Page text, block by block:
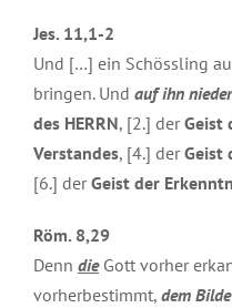
Jes. 11,1-2
Und […] ein Schössling
bringen. Und auf ihn
des HERRN, [2.] der Geist
Verstandes, [4.] der Geist
[6.] der Geist der
Röm. 8,29
Denn dieGott vorher
vorherbestimmt, dem